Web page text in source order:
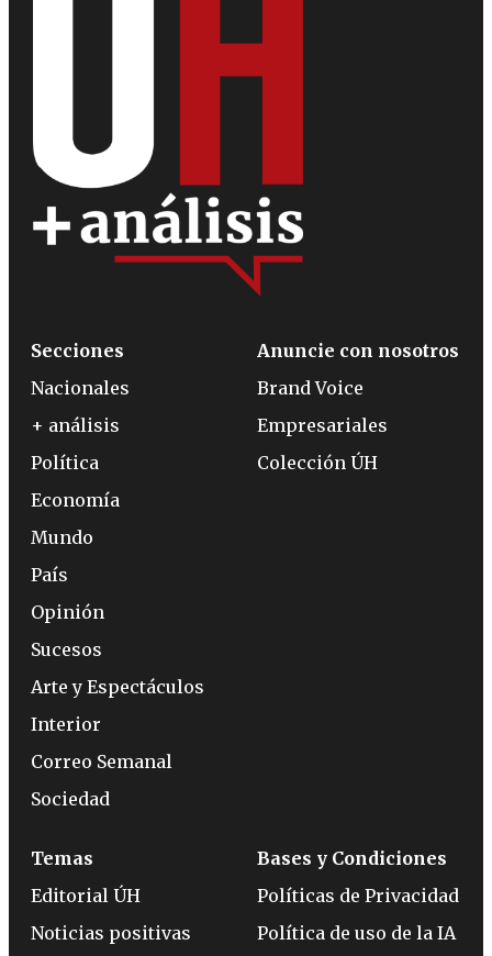
Secciones
Nacionales
+ análisis
Política
Economía
Mundo
País
Opinión
Sucesos
Arte y Espectáculos
Interior
Correo Semanal
Sociedad
Anuncie con nosotros
Brand Voice
Empresariales
Colección ÚH
Temas
Editorial ÚH
Noticias positivas
Bases y Condiciones
Políticas de Privacidad
Política de uso de la IA